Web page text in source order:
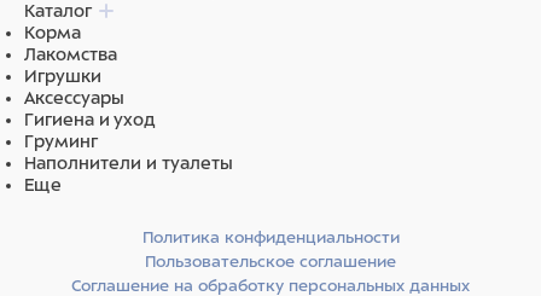
Каталог
Корма
Лакомства
Игрушки
Аксессуары
Гигиена и уход
Груминг
Наполнители и туалеты
Еще
Политика конфиденциальности
Пользовательское соглашение
Соглашение на обработку персональных данных